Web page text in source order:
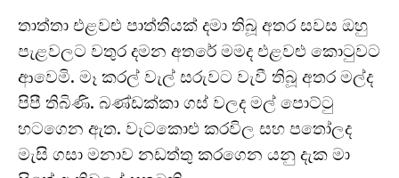
තාත්තා එළවළු පාත්තියක් දමා තිබූ අතර සවස ඔහු
පැළවලට වතුර දමන අතරේ මමද එළවළු කොටුවට
ආවෙමි. මෑ කරල් වැල් සරුවට වැවී තිබූ අතර මල්ද
පිපී තිබිණි. බණ්ඩක්කා ගස් වලද මල් පොට්ටු
හටගෙන ඇත. වැටකොළු කරවිල සහ පතෝලද
මැසි ගසා මනාව නඩත්තු කරගෙන යනු දැක මා